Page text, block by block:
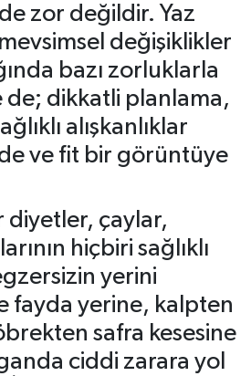
zor değildir. Yaz
değişiklikler
bazı zorluklarla
de; dikkatli planlama,
alışkanlıklar
ve fit bir görüntüye
diyetler, çaylar,
hiçbiri sağlıklı
yerini
fayda yerine, kalpten
safra kesesine
ciddi zarara yol